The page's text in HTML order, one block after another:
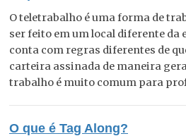
O teletrabalho é uma forma de
ser feito em um local diferente da
conta com regras diferentes de
carteira assinada de maneira
trabalho é muito comum para
O que é Tag Along?